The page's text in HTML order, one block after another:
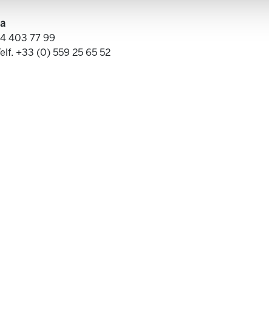
403 77 99
+33 (0) 559 25 65 52